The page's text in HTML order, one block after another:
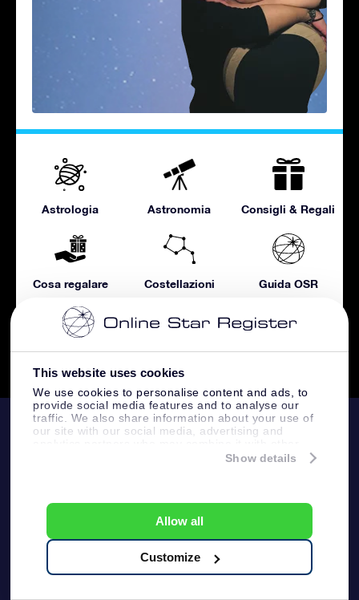
This website uses cookies
We use cookies to personalise content and ads, to
provide social media features and to analyse our
traffic. We also share information about your use of
our site with our social media, advertising and
information that you’ve provided to them or that
Show details
Allow all
Customize
Astrologia Astronomia Consigli & Regali
Cosa regalare Costellazioni Guida OSR
OSR
Pacchetto regalo OSR
Guarda la tua stella
Registro stellare
Ordini e consegne